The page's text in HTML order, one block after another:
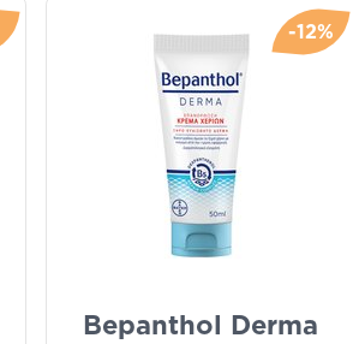
-12%
Βepanthol Derma